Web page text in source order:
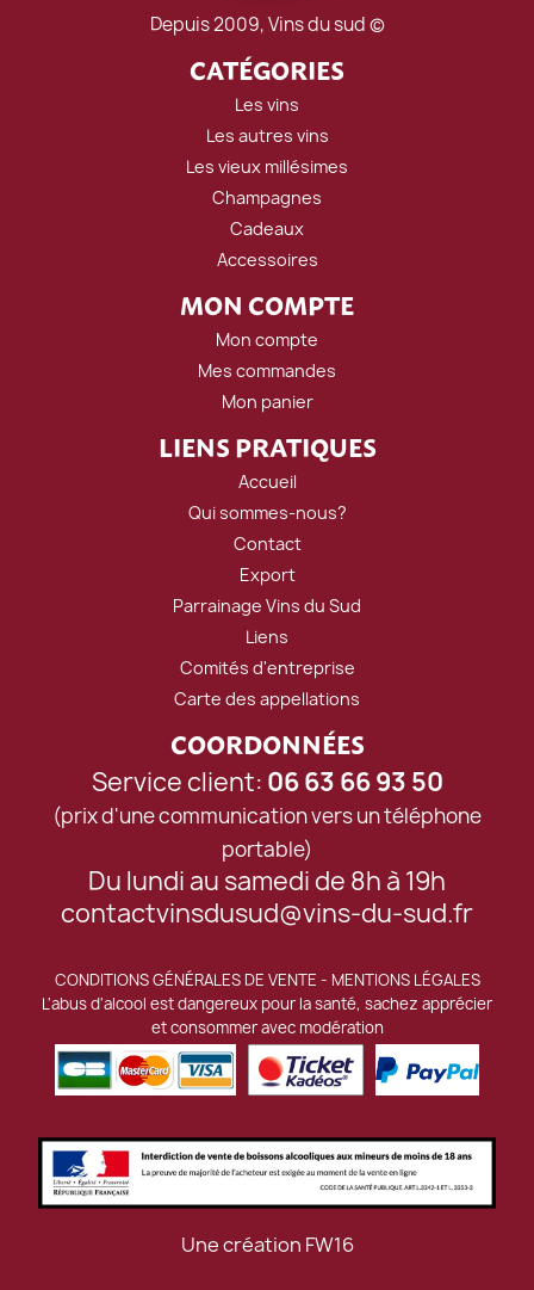
Depuis 2009, Vins du sud ©
CATÉGORIES
Les vins
Les autres vins
Les vieux millésimes
Champagnes
Cadeaux
Accessoires
MON COMPTE
Mon compte
Mes commandes
Mon panier
LIENS PRATIQUES
Accueil
Qui sommes-nous?
Contact
Export
Parrainage Vins du Sud
Liens
Comités d'entreprise
Carte des appellations
COORDONNÉES
Service client: 06 63 66 93 50
(prix d'une communication vers un téléphone
portable)
Du lundi au samedi de 8h à 19h
contactvinsdusud@vins-du-sud.fr
CONDITIONS GÉNÉRALES DE VENTE - MENTIONS LÉGALES
L'abus d'alcool est dangereux pour la santé, sachez apprécier
et consommer avec modération
Une création FW16